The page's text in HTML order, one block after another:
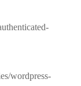
wordpress-